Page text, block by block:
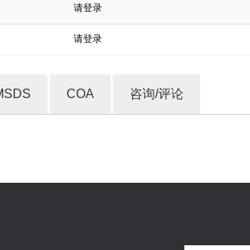
请登录
请登录
COA 咨询/评论